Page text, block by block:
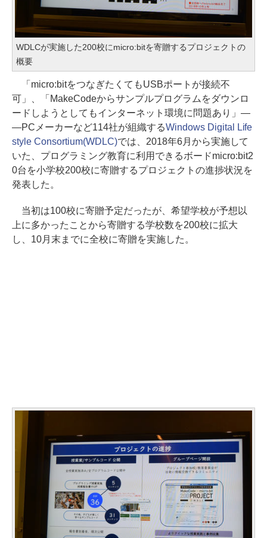
WDLCが実施した200校にmicro:bitを寄贈するプロジェクトの
概要
「micro:bitをつなぎたくてもUSBポートが接続不
可」、「MakeCodeからサンプルプログラムをダウンロ
ードしようとしてもインターネット環境に問題あり」―
―PCメーカーなど114社が組織するWindows Digital Life
style Consortium(WDLC)では、2018年6月から実施して
いた、プログラミング教育に利用できるボードmicro:bit2
0台を小学校200校に寄贈するプロジェクトの進捗状況を
発表した。
当初は100校に寄贈予定だったが、希望学校が予想以
上に多かったことから寄贈する学校数を200校に拡大
し、10月末までに全校に寄贈を実施した。